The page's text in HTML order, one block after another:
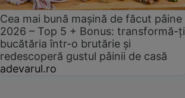
Cea mai bună mașină de făcut pâine
2026 – Top 5 + Bonus: transformă-ți
bucătăria într-o brutărie și
redescoperă gustul pâinii de casă
adevarul.ro